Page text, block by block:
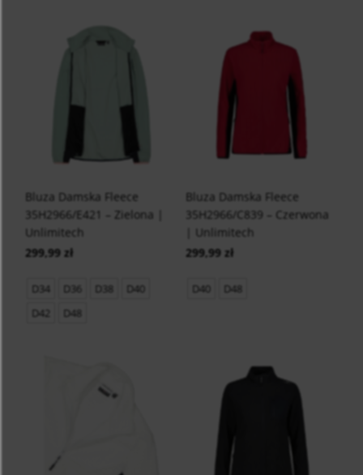
Bluza Damska Fleece
35H2966/E421 – Zielona |
Unlimitech
299,99 zł
D34 D36 D38
D40
D42
D48
Bluza Damska Fleece
35H2966/C839 – Czerwona
| Unlimitech
299,99 zł
D40 D48